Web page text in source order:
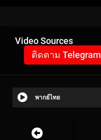
Video Sources
ติดตาม Telegram
พากย์ไทย